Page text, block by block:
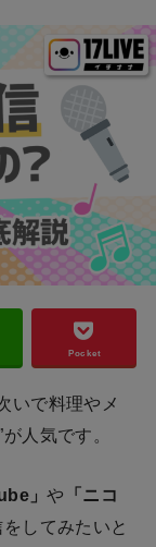
Pocket
いで料理やメ
人気です。
」や
「ニコ
してみたいと